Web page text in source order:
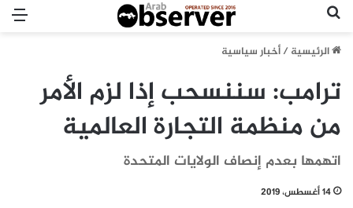
الرئيسية/أخبار سياسية
ترامب: سننسحب إذا لزم الأمر
من منظمة التجارة العالمية
اتهمها بعدم إنصاف الولايات المتحدة
14 أغسطس، 2019